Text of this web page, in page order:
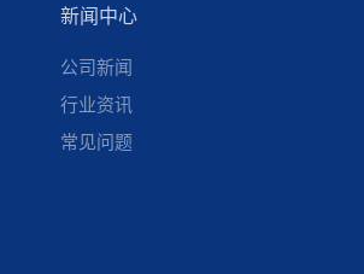
新闻中心
公司新闻
行业资讯
常见问题